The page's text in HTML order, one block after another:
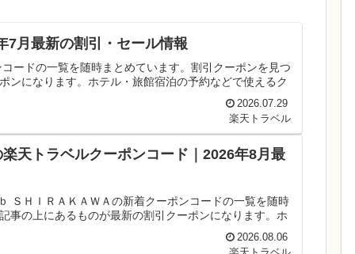
7月最新の割引・セール情報
ードの一覧を随時まとめています。割引クーポンを見つ
ンになります。ホテル・旅館宿泊の予約などで使えるク
2026.07.29
楽天トラベル
天トラベルクーポンコード｜2026年8月最
ＳＨＩＲＡＫＡＷＡの新着クーポンコードの一覧を随時
事の上にあるものが最新の割引クーポンになります。ホ
2026.08.06